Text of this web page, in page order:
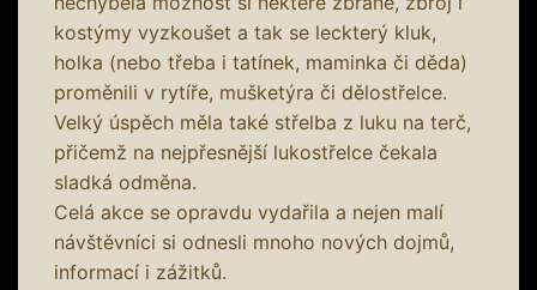
kostýmy vyzkoušet a tak se leckterý kluk,
holka (nebo třeba i tatínek, maminka či děda)
proměnili v rytíře, mušketýra či dělostřelce.
Velký úspěch měla také střelba z luku na terč,
přičemž na nejpřesnější lukostřelce čekala
sladká odměna.
Celá akce se opravdu vydařila a nejen malí
návštěvníci si odnesli mnoho nových dojmů,
informací i zážitků.